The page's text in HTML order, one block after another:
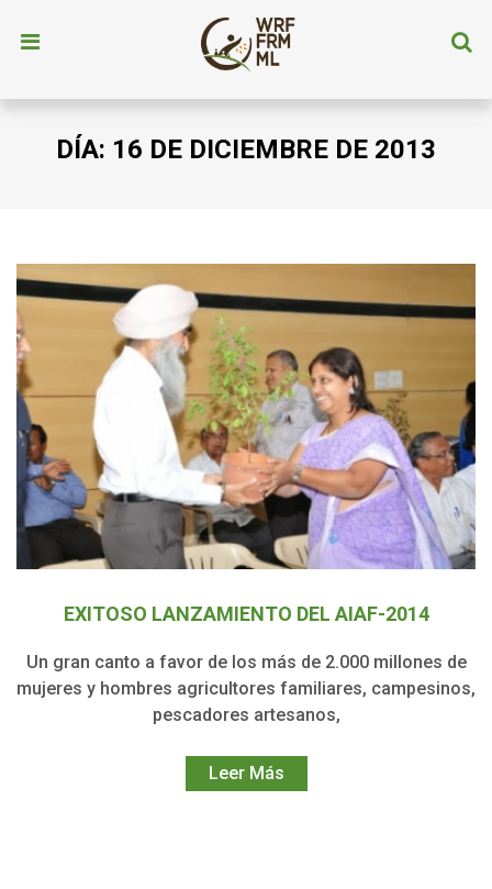
DÍA: 16 DE DICIEMBRE DE 2013
EXITOSO LANZAMIENTO DEL AIAF-2014
Un gran canto a favor de los más de 2.000 millones de
mujeres y hombres agricultores familiares, campesinos,
pescadores artesanos,
Leer Más